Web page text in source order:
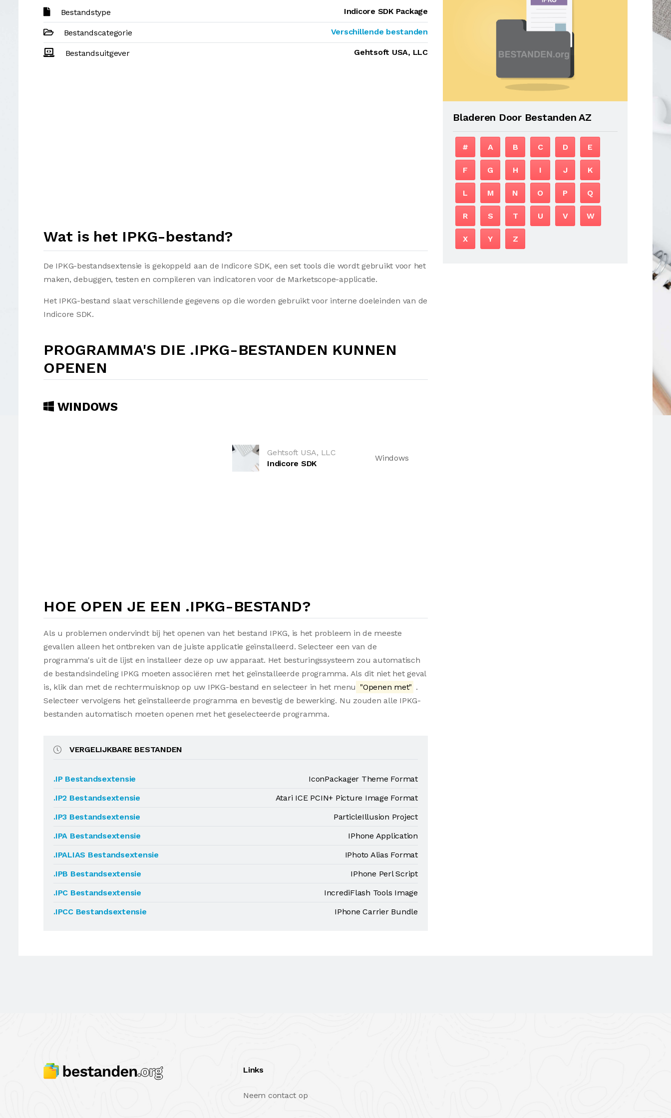
Bestandstype Indicore SDK Package
Bestandscategorie Verschillende bestanden
Bestandsuitgever Gehtsoft USA, LLC
Wat is het IPKG-bestand?
De IPKG-bestandsextensie is gekoppeld aan de Indicore SDK, een set tools die wordt gebruikt voor het
maken, debuggen, testen en compileren van indicatoren voor de Marketscope-applicatie.
Het IPKG-bestand slaat verschillende gegevens op die worden gebruikt voor interne doeleinden van de
Indicore SDK.
PROGRAMMA'S DIE .IPKG-BESTANDEN KUNNEN
OPENEN
WINDOWS
Gehtsoft USA, LLC
Indicore SDK
Windows
HOE OPEN JE EEN .IPKG-BESTAND?
Als u problemen ondervindt bij het openen van het bestand IPKG, is het probleem in de meeste
gevallen alleen het ontbreken van de juiste applicatie geïnstalleerd. Selecteer een van de
programma's uit de lijst en installeer deze op uw apparaat. Het besturingssysteem zou automatisch
de bestandsindeling IPKG moeten associëren met het geïnstalleerde programma. Als dit niet het geval
is, klik dan met de rechtermuisknop op uw IPKG-bestand en selecteer in het menu "Openen met" .
Selecteer vervolgens het geïnstalleerde programma en bevestig de bewerking. Nu zouden alle IPKG-
bestanden automatisch moeten openen met het geselecteerde programma.
VERGELIJKBARE BESTANDEN
.IP Bestandsextensie
IconPackager Theme Format
.IP2 Bestandsextensie
Atari ICE PCIN+ Picture Image Format
.IP3 Bestandsextensie
ParticleIllusion Project
.IPA Bestandsextensie
IPhone Application
.IPALIAS Bestandsextensie
IPhoto Alias Format
.IPB Bestandsextensie
IPhone Perl Script
.IPC Bestandsextensie
IncrediFlash Tools Image
.IPCC Bestandsextensie
IPhone Carrier Bundle
Bladeren Door Bestanden AZ
# A B C D E
F G H I J K
L M N O P Q
R S T U V W
X Y Z
Links
Neem contact op